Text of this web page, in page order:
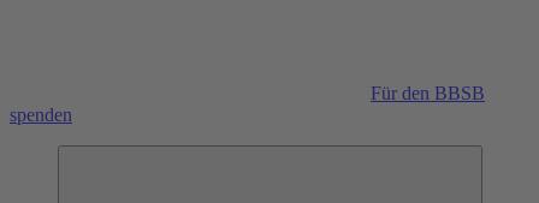
Für den BBSB
spenden